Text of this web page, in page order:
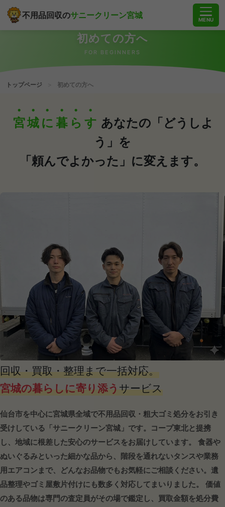
不用品回収のサニークリーン宮城 MENU
初めての​方​へ
FOR BEGINNERS
トップページ 初めての​方​へ
宮城 に 暮 ら す あなたの「どうしよ
う」を
「頼んでよかった」に変えます。
回収・買取・整理まで一括対応。
宮城の暮らしに寄り添う サービス
仙台市を中心に宮城県全域で不用品回収・粗大ゴミ処分をお引き
受けしている「サニークリーン宮城」です。コープ東北と提携
し、地域に根差した安心のサービスをお届けしています。 食器や
ぬいぐるみといった細かな品から、階段を通れないタンスや業務
用エアコンまで、どんなお品物でもお気軽にご相談ください。遺
品整理やゴミ屋敷片付けにも数多く対応してまいりました。 価値
のある品物は専門の査定員がその場で鑑定し、買取金額を処分費